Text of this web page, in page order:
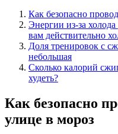
Как безопасно
Энергии из-за холода
вам действительно
Доля тренировок с
небольшая
Сколько калорий
худеть?
Как безопасно
улице в мороз